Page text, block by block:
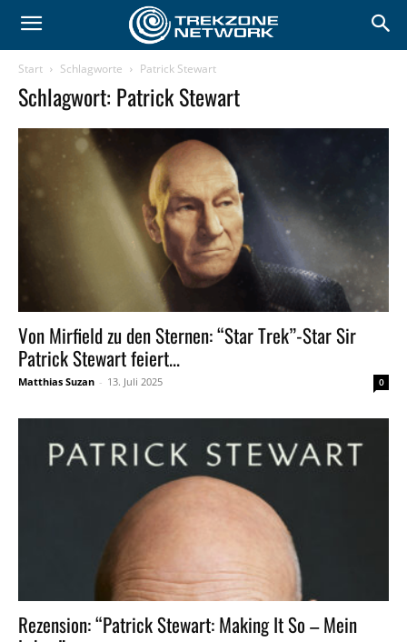
Start Schlagworte Patrick Stewart
Schlagwort: Patrick Stewart
Von Mirfield zu den Sternen: “Star Trek”-Star Sir
Patrick Stewart feiert...
Matthias Suzan - 13. Juli 2025 0
Rezension: “Patrick Stewart: Making It So – Mein